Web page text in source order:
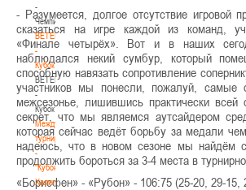
-
Чемпионат
BETERA
-
Кубок
BETERA
-
Кубок
Международный
турнир
-
"Кубок
Халипского"
- Разумеется, долгое отсутствие игровой
сказаться на игре каждой из команд,
«Финале четырёх». Вот и в наших
наблюдался некий сумбур, который
способную навязать сопротивление
участников мы понесли, пожалуй, самые
межсезонье, лишившись практически
секрет, что мы являемся аутсайдером
которая сейчас ведёт борьбу за медали
надеюсь, что в новом сезоне мы найдём
продолжить бороться за 3-4 места в
«Борисфен» - «Рубон» - 106:75 (25-20, 29-15,